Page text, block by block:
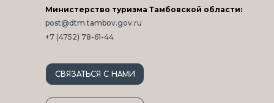
СВЯЗАТЬСЯ С НАМИ
post@dtm.tambov.gov.ru
Министерство туризма Тамбовской области:
+7 (4752) 78-61-44